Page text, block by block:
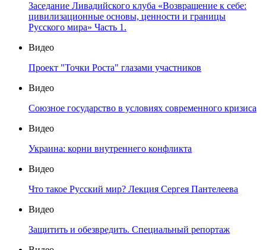
Заседание Ливадийского клуба «Возвращение к себе:
цивилизационные основы, ценности и границы
Русского мира» Часть 1.
Видео
Проект "Точки Роста" глазами участников
Видео
Союзное государство в условиях современного кризиса
Видео
Украина: корни внутреннего конфликта
Видео
Что такое Русский мир? Лекция Сергея Пантелеева
Видео
Защитить и обезвредить. Специальный репортаж